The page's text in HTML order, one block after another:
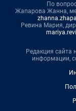
По
Жапарова Жанна,
Ревина Мария,
Редакция сайта
информации,